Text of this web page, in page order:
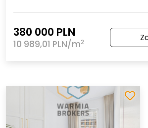
380 000 PLN
10 989,01 PLN/m2